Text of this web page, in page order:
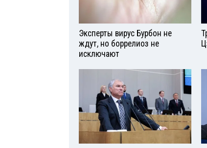
Эксперты вирус Бурбон не
ждут, но боррелиоз не
исключают